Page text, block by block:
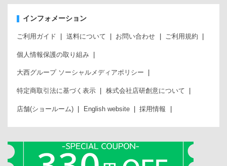
インフォメーション
ご利用ガイド 送料について お問い合わせ ご利用規約
個人情報保護の取り組み
大西グループ ソーシャルメディアポリシー
特定商取引法に基づく表示 株式会社店研創意について
店舗(ショールーム) English website 採用情報